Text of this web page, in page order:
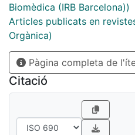
than human RNA Pol II.
first detailed explanation of
of RdRp.
Biomèdica (IRB Barcelona))
Articles publicats en
Orgànica)
Pàgina completa de
Citació